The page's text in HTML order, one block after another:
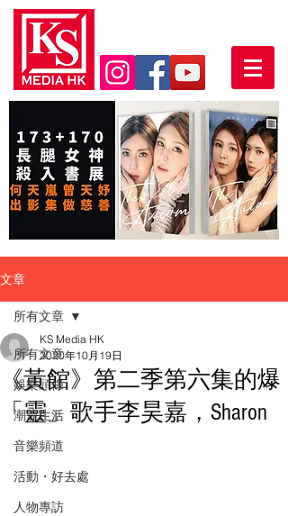
文章
所有文章
娛樂頭條
潮流生活
音樂頻道
活動・好去處
人物專訪
所有文章
《黃館》第二季第六集的爆
「靈」歌手李昊嘉，Sharon
KS Media HK
2020年10月19日